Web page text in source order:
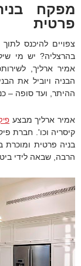
מפקח
פרטית
צפויים להיכנס
בהרצליה? יש מי
אמיר ארליך,
הבניה ויוביל את
ההיתר, ועד סופה –
אמיר ארליך מבצע
קיסריה וכו'. חברת
בניה פרטית
הרבה, שבאה לידי